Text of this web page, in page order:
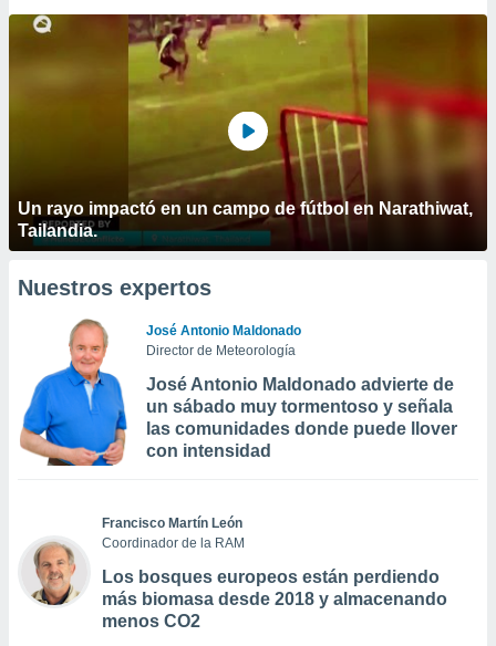
Un rayo impactó en un campo de fútbol en Narathiwat,
Tailandia.
Nuestros expertos
José Antonio Maldonado
Director de Meteorología
José Antonio Maldonado advierte de
un sábado muy tormentoso y señala
las comunidades donde puede llover
con intensidad
Francisco Martín León
Coordinador de la RAM
Los bosques europeos están perdiendo
más biomasa desde 2018 y almacenando
menos CO2